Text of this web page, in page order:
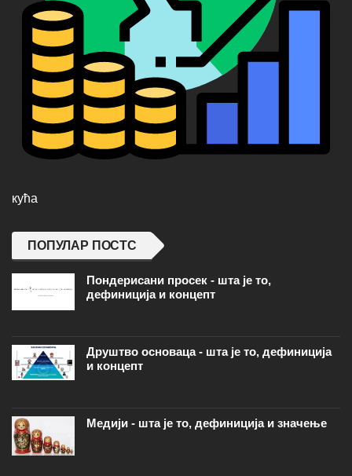
кућа
ПОПУЛАР ПОСТС
Пондерисани просек - шта је то,
дефиниција и концепт
Друштво основаца - шта је то, дефиниција
и концепт
Медији - шта је то, дефиниција и значење